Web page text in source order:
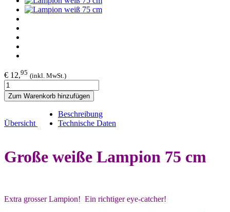
€ 12,95 (inkl. MwSt.)
Zum Warenkorb hinzufügen
Übersicht
Beschreibung
Technische Daten
Große weiße Lampion 75 cm
Extra grosser Lampion! Ein richtiger eye-catcher!